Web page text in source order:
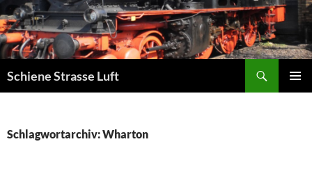
Zum
Inhalt
springen
Schiene Strasse Luft
Schlagwortarchiv: Wharton